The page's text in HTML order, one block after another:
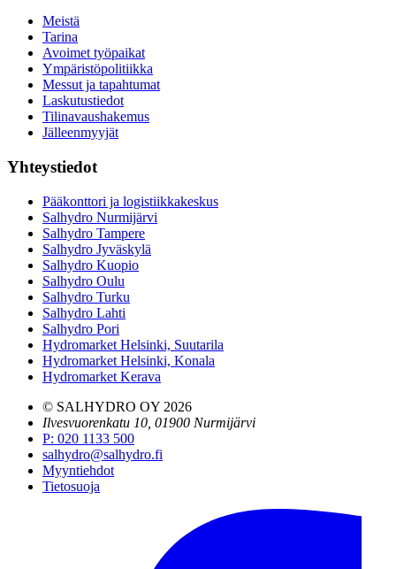
Meistä
Tarina
Avoimet työpaikat
Ympäristöpolitiikka
Messut ja tapahtumat
Laskutustiedot
Tilinavaushakemus
Jälleenmyyjät
Yhteystiedot
Pääkonttori ja logistiikkakeskus
Salhydro Nurmijärvi
Salhydro Tampere
Salhydro Jyväskylä
Salhydro Kuopio
Salhydro Oulu
Salhydro Turku
Salhydro Lahti
Salhydro Pori
Hydromarket Helsinki, Suutarila
Hydromarket Helsinki, Konala
Hydromarket Kerava
© SALHYDRO OY 2026
Ilvesvuorenkatu 10, 01900 Nurmijärvi
P: 020 1133 500
salhydro@salhydro.fi
Myyntiehdot
Tietosuoja